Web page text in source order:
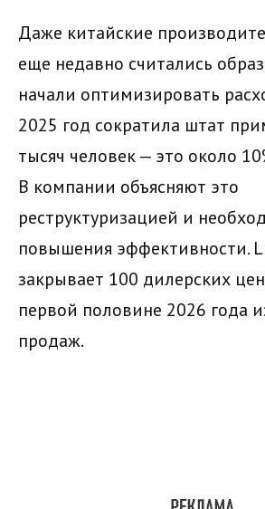
Даже китайские
еще недавно считались
начали оптимизировать
2025 год сократила штат
тысяч человек — это около
В компании объясняют это
реструктуризацией и
повышения эффективности.
закрывает 100 дилерских
первой половине 2026 года
продаж.